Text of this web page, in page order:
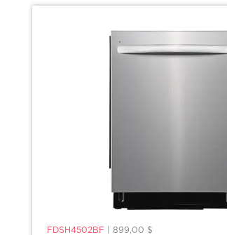
FDSH4502BF |899,00 $